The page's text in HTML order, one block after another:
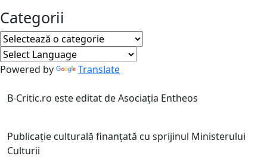
Categorii
Categorii
Powered by Translate
B-Critic.ro este editat de Asociația Entheos
Publicație culturală finanțată cu sprijinul Ministerului
Culturii